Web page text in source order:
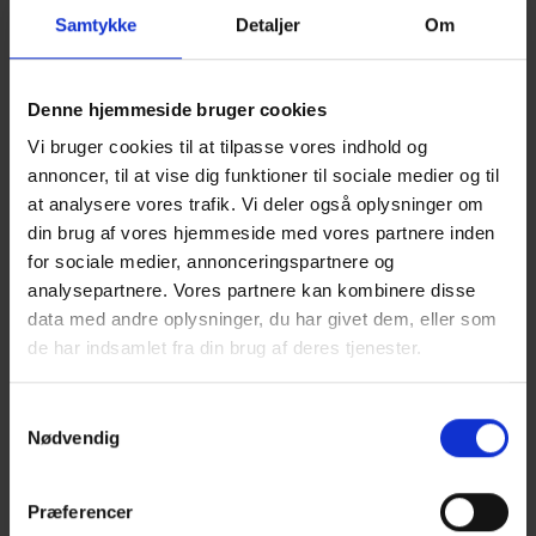
Samtykke Detaljer Om
Denne hjemmeside bruger cookies
Vi bruger cookies til at tilpasse vores indhold og
annoncer, til at vise dig funktioner til sociale medier og til
at analysere vores trafik. Vi deler også oplysninger om
din brug af vores hjemmeside med vores partnere inden
for sociale medier, annonceringspartnere og
analysepartnere. Vores partnere kan kombinere disse
data med andre oplysninger, du har givet dem, eller som
de har indsamlet fra din brug af deres tjenester.
Nødvendig
Præferencer
En af indlægsholderne er Salgschef Martin
produktion i Frederikshavn kommune til at
deltage i mødet:
- Det skal give mening på bundlinjen at
investere i den grønne omstilling. Der er
mange penge at spare ved at reducere sit
energiforbrug, men det kan naturligvis være
en betydelig omkostning for den enkelte
virksomhed her og nu. Ofte kan tilskuddet fra
gør, at det kan lade sig gøre at realisere
mange lokale virksomheder på mødet, så vi